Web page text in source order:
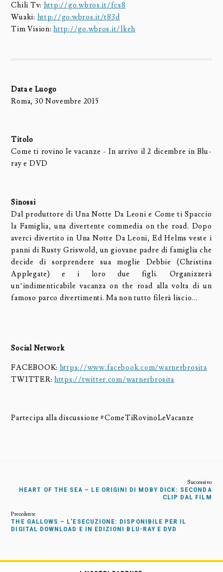
Chili Tv: http://go.wbros.it/fcs8
Wuaki: http://go.wbros.it/t83d
Tim Vision:http://go.wbros.it/lkeh
Data e Luogo
Roma, 30 Novembre 2015
Titolo
Come ti rovino le vacanze - In arrivo il 2 dicembre in Blu-
ray e DVD
Sinossi
Dal produttore di Una Notte Da Leoni e Come ti Spaccio
la Famiglia, una divertente commedia on the road. Dopo
averci divertito in Una Notte Da Leoni, Ed Helms veste i
panni di Rusty Griswold, un giovane padre di famiglia che
decide di sorprendere sua moglie Debbie (Christina
Applegate) e i loro due figli. Organizzerà
un’indimenticabile vacanza on the road alla volta di un
famoso parco divertimenti. Ma non tutto filerà liscio...
Social Network
FACEBOOK: https://www.facebook.com/warnerbrosita
TWITTER:https://twitter.com/warnerbrosita
Partecipa alla discussione #ComeTiRovinoLeVacanze
HEART OF THE SEA – LE ORIGINI DI MOBY DICK: SECONDA
CLIP DAL FILM
THE GALLOWS – L’ESECUZIONE: DISPONIBILE PER IL
DIGITAL DOWNLOAD E IN EDIZIONI BLU-RAY E DVD